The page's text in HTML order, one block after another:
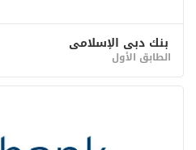
بنك دبي الإسلامي
الطابق الأول